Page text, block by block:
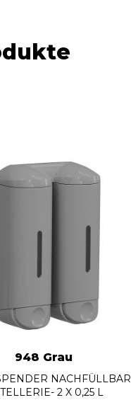
948 Grau
NACHFÜLLBAR
2 X 0,25 L